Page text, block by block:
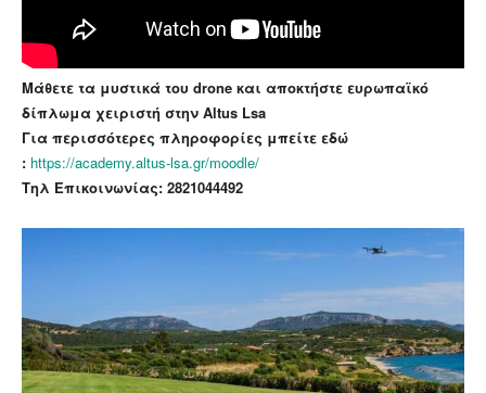
Μάθετε τα μυστικά του drone και αποκτήστε ευρωπαϊκό
δίπλωμα χειριστή στην Altus Lsa
Για περισσότερες πληροφορίες μπείτε εδώ
: https://academy.altus-lsa.gr/moodle/
Τηλ Επικοινωνίας: 2821044492